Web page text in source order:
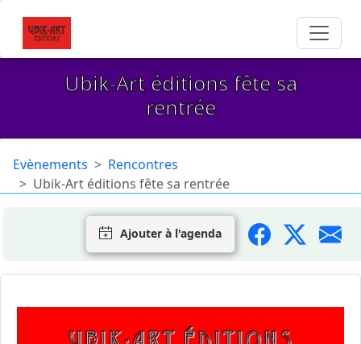
Ubik-Art éditions fête sa
rentrée
Evènements
Rencontres
Ubik-Art éditions fête sa rentrée
Ajouter à l'agenda